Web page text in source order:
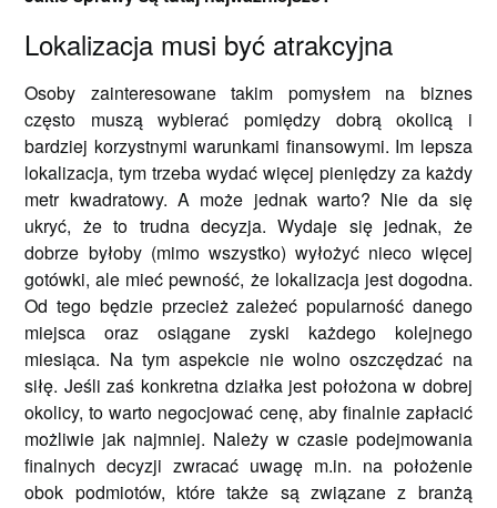
Lokalizacja musi być atrakcyjna
Osoby zainteresowane takim pomysłem na biznes
często muszą wybierać pomiędzy dobrą okolicą i
bardziej korzystnymi warunkami finansowymi. Im lepsza
lokalizacja, tym trzeba wydać więcej pieniędzy za każdy
metr kwadratowy. A może jednak warto? Nie da się
ukryć, że to trudna decyzja. Wydaje się jednak, że
dobrze byłoby (mimo wszystko) wyłożyć nieco więcej
gotówki, ale mieć pewność, że lokalizacja jest dogodna.
Od tego będzie przecież zależeć popularność danego
miejsca oraz osiągane zyski każdego kolejnego
miesiąca. Na tym aspekcie nie wolno oszczędzać na
siłę. Jeśli zaś konkretna działka jest położona w dobrej
okolicy, to warto negocjować cenę, aby finalnie zapłacić
możliwie jak najmniej. Należy w czasie podejmowania
finalnych decyzji zwracać uwagę m.in. na położenie
obok podmiotów, które także są związane z branżą